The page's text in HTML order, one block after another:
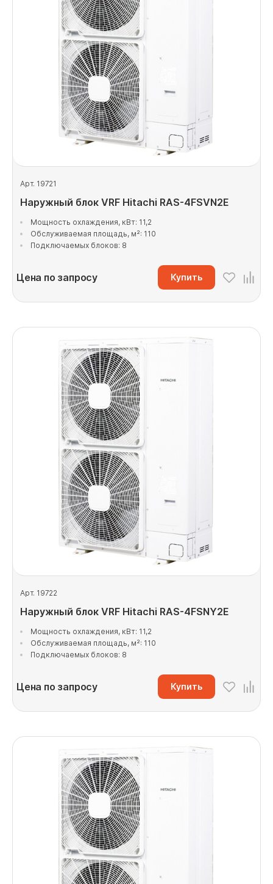
Арт. 19721
Наружный блок VRF Hitachi RAS-4FSVN2E
Мощность охлаждения, кВт: 11,2
Обслуживаемая площадь, м²: 110
Подключаемых блоков: 8
Цена по запросу Купить
Арт. 19722
Наружный блок VRF Hitachi RAS-4FSNY2E
Мощность охлаждения, кВт: 11,2
Обслуживаемая площадь, м²: 110
Подключаемых блоков: 8
Цена по запросу Купить